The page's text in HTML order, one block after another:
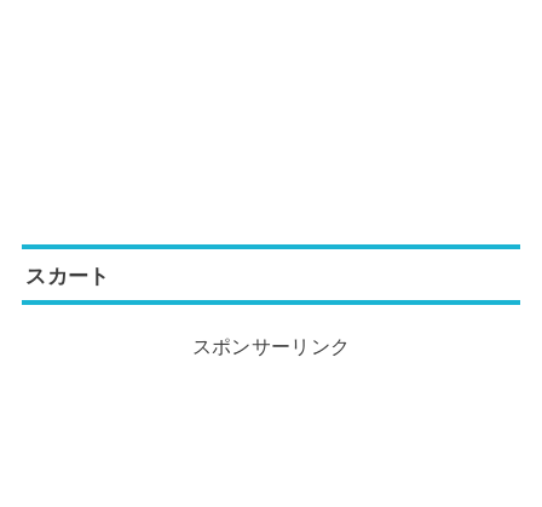
スカート
スポンサーリンク